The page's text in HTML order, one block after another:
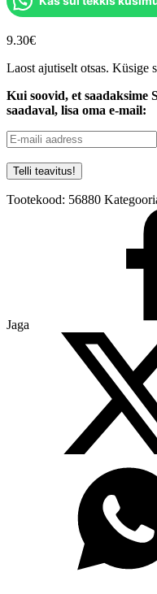
9.30€
Laost ajutiselt otsas. Küsige
Kui soovid, et saadaksime
saadaval, lisa oma e-mail:
Tootekood: 56880
Jaga